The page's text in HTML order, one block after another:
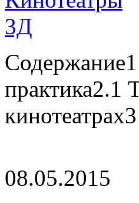
практика2.1
08.05.2015